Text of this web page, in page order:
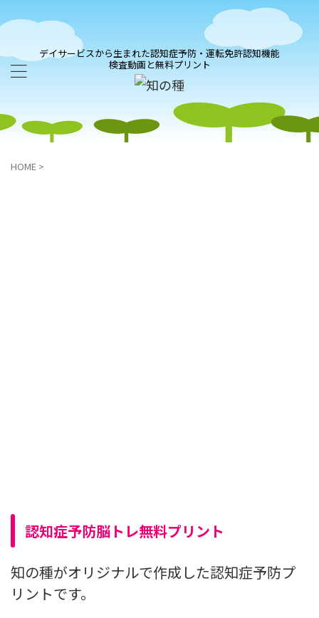
デイサービスから生まれた認知症予防・運転免許認知機能
検査動画と無料プリント
HOME >
認知症予防脳トレ無料プリント
知の種がオリジナルで作成した認知症予防プ
リントです。